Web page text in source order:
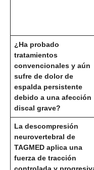
¿Ha probado
tratamientos
convencionales y aún
sufre de dolor de
espalda persistente
debido a una afección
discal grave?
La descompresión
neurovertebral de
TAGMED aplica una
fuerza de tracción
controlada y